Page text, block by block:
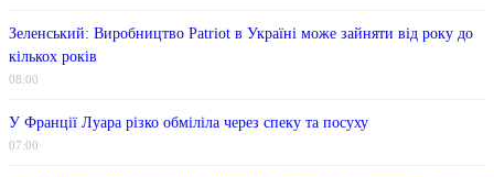
Зеленський: Виробництво Patriot в Україні може зайняти від року до
кількох років
08:00
У Франції Луара різко обміліла через спеку та посуху
07:00